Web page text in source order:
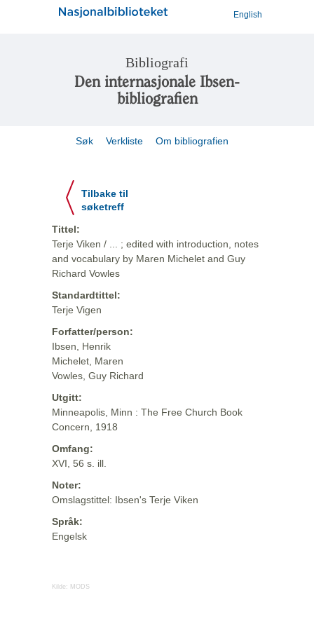
English
Bibliografi
Den internasjonale Ibsen-
bibliografien
Søk Verkliste Om bibliografien
Tilbake til
søketreff
Tittel:
Terje Viken / ... ; edited with introduction, notes
and vocabulary by Maren Michelet and Guy
Richard Vowles
Standardtittel:
Terje Vigen
Forfatter/person:
Ibsen, Henrik
Michelet, Maren
Vowles, Guy Richard
Utgitt:
Minneapolis, Minn : The Free Church Book
Concern, 1918
Omfang:
XVI, 56 s. ill.
Noter:
Omslagstittel: Ibsen's Terje Viken
Språk:
Engelsk
Kilde: MODS